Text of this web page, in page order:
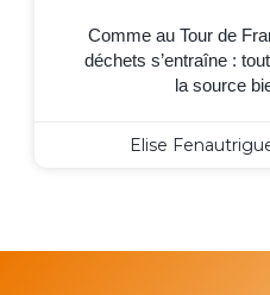
Comme au Tour de
déchets s’entraîne :
la source
Elise